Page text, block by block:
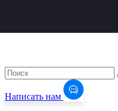
Написать нам